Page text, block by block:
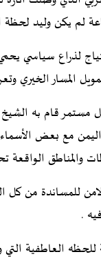
لم يكن وليد لحظة
لذراع سياسي
المسار الخيري
مستمر قام به
مع بعض
والمناطق
للمساندة من كل
.
العاطفية